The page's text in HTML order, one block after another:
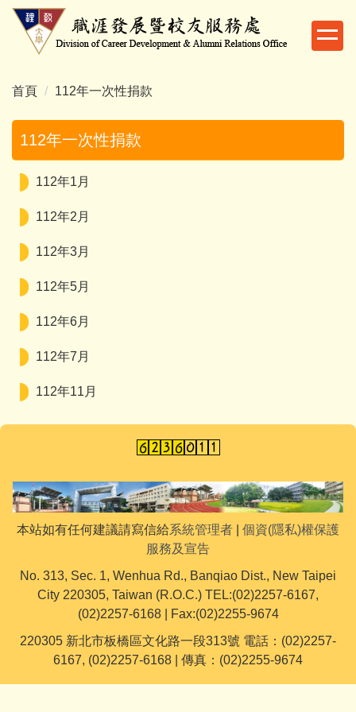
跳
內
區
首頁 112年一次性捐款
112年一次性捐款
112年1月
112年2月
112年3月
112年5月
112年6月
112年7月
112年11月
本站如有任何建議請寫信給系統管理者
個資(隱私)權保護
服務及宣告
No. 313, Sec. 1, Wenhua Rd., Banqiao Dist., New Taipei
City 220305, Taiwan (R.O.C.) TEL:(02)2257-6167,
(02)2257-6168 | Fax:(02)2255-9674
220305 新北市板橋區文化路一段313號 電話：(02)2257-
6167, (02)2257-6168 | 傳真：(02)2255-9674